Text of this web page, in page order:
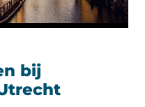
bij